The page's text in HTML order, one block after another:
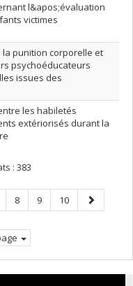
l&apos;évaluation
victimes
punition corporelle et
psychoéducateurs
issues des
les habiletés
extériorisés durant la
: 383
Page
8 Page
9 Page
10
Page
suivante